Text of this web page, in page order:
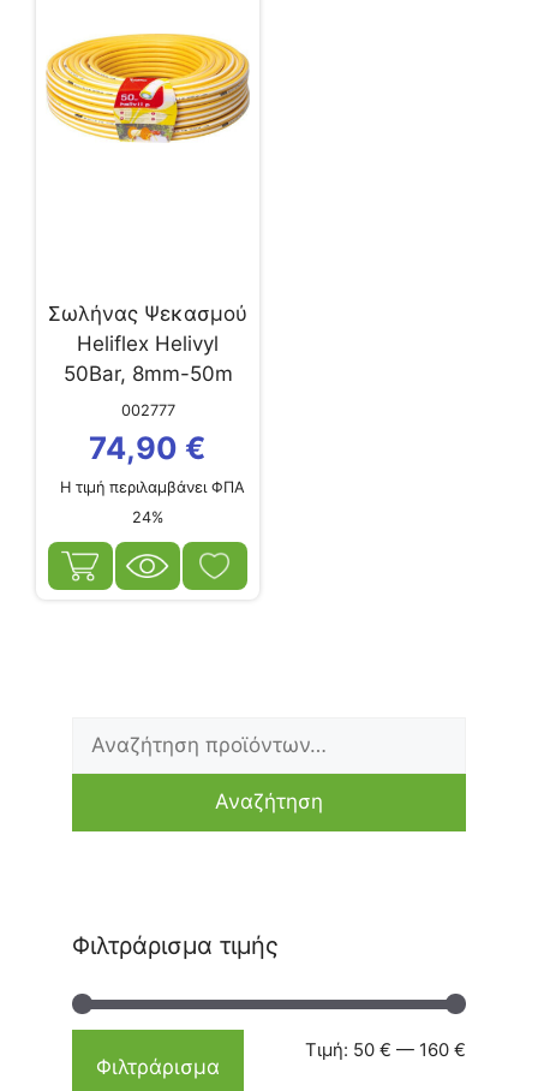
Σωλήνας Ψεκασμού
Heliflex Helivyl
50Bar, 8mm-50m
002777
74,90 €
Η τιμή περιλαμβάνει ΦΠΑ
24%
Αναζήτηση
Φιλτράρισμα τιμής
Φιλτράρισμα
Τιμή: 50 € — 160 €